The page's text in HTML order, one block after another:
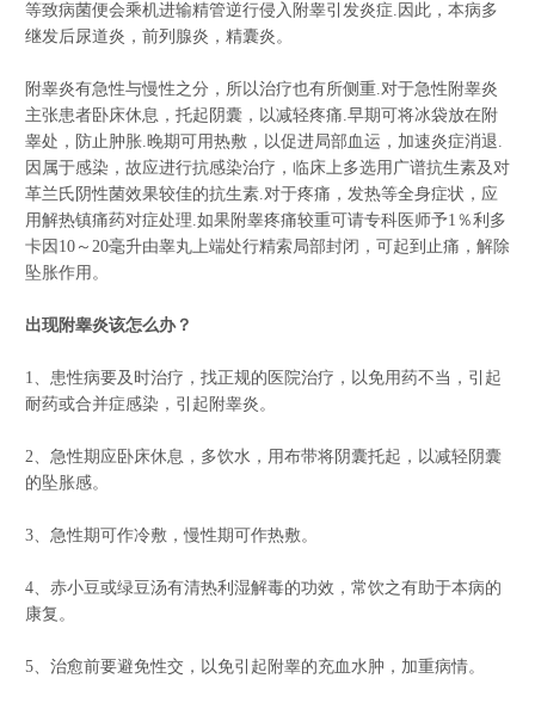
等致病菌便会乘机进输精管逆行侵入附睾引发炎症.因此，本病多
继发后尿道炎，前列腺炎，精囊炎。
附睾炎有急性与慢性之分，所以治疗也有所侧重.对于急性附睾炎
主张患者卧床休息，托起阴囊，以减轻疼痛.早期可将冰袋放在附
睾处，防止肿胀.晚期可用热敷，以促进局部血运，加速炎症消退.
因属于感染，故应进行抗感染治疗，临床上多选用广谱抗生素及对
革兰氏阴性菌效果较佳的抗生素.对于疼痛，发热等全身症状，应
用解热镇痛药对症处理.如果附睾疼痛较重可请专科医师予1％利多
卡因10～20毫升由睾丸上端处行精索局部封闭，可起到止痛，解除
坠胀作用。
出现附睾炎该怎么办？
1、患性病要及时治疗，找正规的医院治疗，以免用药不当，引起
耐药或合并症感染，引起附睾炎。
2、急性期应卧床休息，多饮水，用布带将阴囊托起，以减轻阴囊
的坠胀感。
3、急性期可作冷敷，慢性期可作热敷。
4、赤小豆或绿豆汤有清热利湿解毒的功效，常饮之有助于本病的
康复。
5、治愈前要避免性交，以免引起附睾的充血水肿，加重病情。